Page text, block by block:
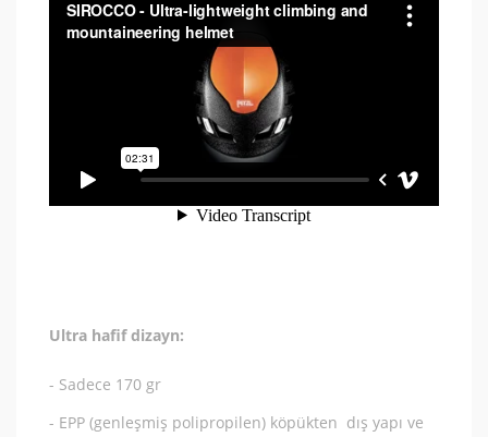
Ultra hafif dizayn:
- Sadece 170 gr
- EPP (genleşmiş polipropilen) köpükten dış yapı ve